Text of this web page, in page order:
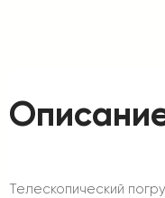
Телескопический